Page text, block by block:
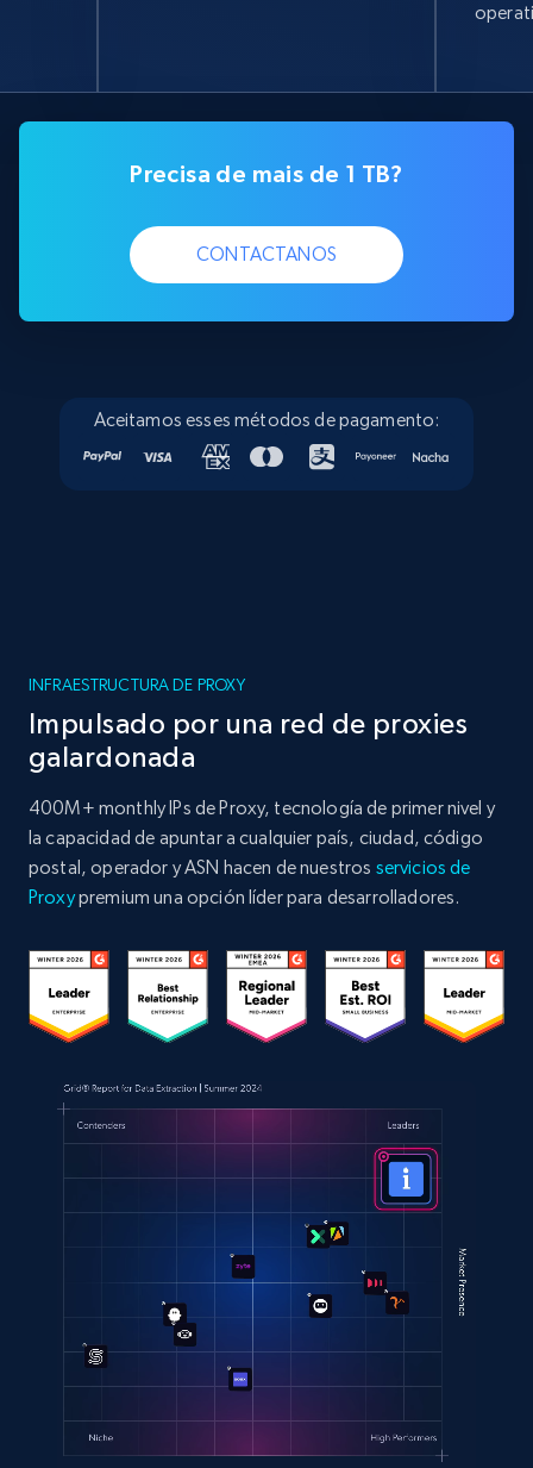
Precisa de mais de 1 TB?
CONTACTANOS
Aceitamos esses métodos de pagamento:
INFRAESTRUCTURA DE PROXY
Impulsado por una red de proxies
galardonada
400M+ monthly IPs de Proxy, tecnología de primer nivel y
la capacidad de apuntar a cualquier país, ciudad, código
postal, operador y ASN hacen de nuestros servicios de
Proxypremium una opción líder para desarrolladores.